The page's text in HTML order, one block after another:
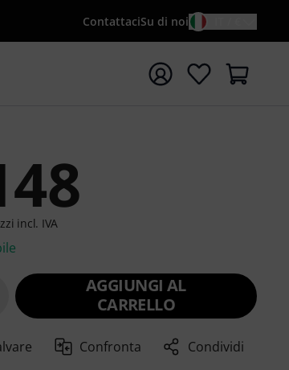
ContattaciSu di noi
con il termine di ricerca {searchTerm}
incl. IVA
AGGIUNGI AL
CARRELLO
Confronta Condividi